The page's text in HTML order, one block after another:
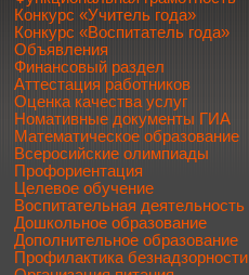
Конкурс «Учитель года»
Конкурс «Воспитатель года»
Объявления
Финансовый раздел
Аттестация работников
Оценка качества услуг
Номативные документы ГИА
Математическое образование
Всеросийские олимпиады
Профориентация
Целевое обучение
Воспитательная деятельность
Дошкольное образование
Дополнительное образование
Профилактика безнадзорности